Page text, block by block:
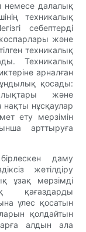
немесе далалық
техникалық
себептерді
және
техникалық
Техникалық
арналған
қосады:
және
нұсқаулар
ету мерзімін
арттыруға
даму
жетілдіру
ұзақ мерзімді
қағаздарды
үлес қосатын
қолдайтын
алдын ала